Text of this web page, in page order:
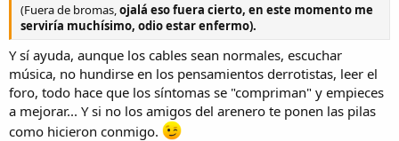
(Fuera de bromas, ojalá eso fuera cierto, en este momento me
serviría muchísimo, odio estar enfermo).
Y sí ayuda, aunque los cables sean normales, escuchar
música, no hundirse en los pensamientos derrotistas, leer el
foro, todo hace que los síntomas se "compriman" y empieces
a mejorar... Y si no los amigos del arenero te ponen las pilas
como hicieron conmigo.